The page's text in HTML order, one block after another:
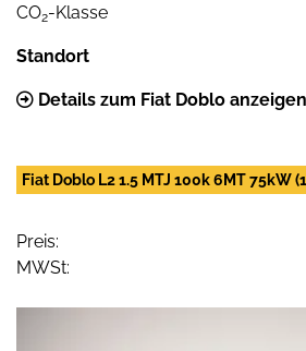
CO2-Klasse
Standort
Details zum Fiat Doblo anzeigen
Fiat Doblo L2 1.5 MTJ 100k 6MT 75kW
Preis:
MWSt: